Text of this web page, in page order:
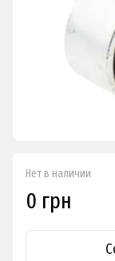
Нет в наличии
0 грн